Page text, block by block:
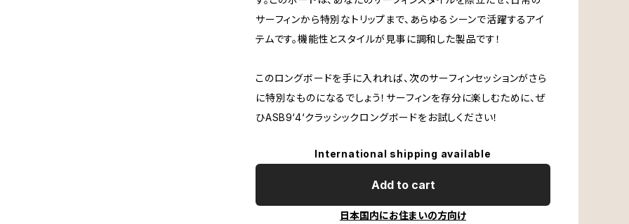
サーフィンから特別なトリップまで、あらゆるシーンで活躍するアイ
テムです。機能性とスタイルが見事に調和した製品です！
このロングボードを手に入れれば、次のサーフィンセッションがさら
に特別なものになるでしょう！サーフィンを存分に楽しむために、ぜ
ひASB9‘4‘クラッシックロングボードをお試しください！
International shipping available
Add to cart
日本国内にお住まいの方向け